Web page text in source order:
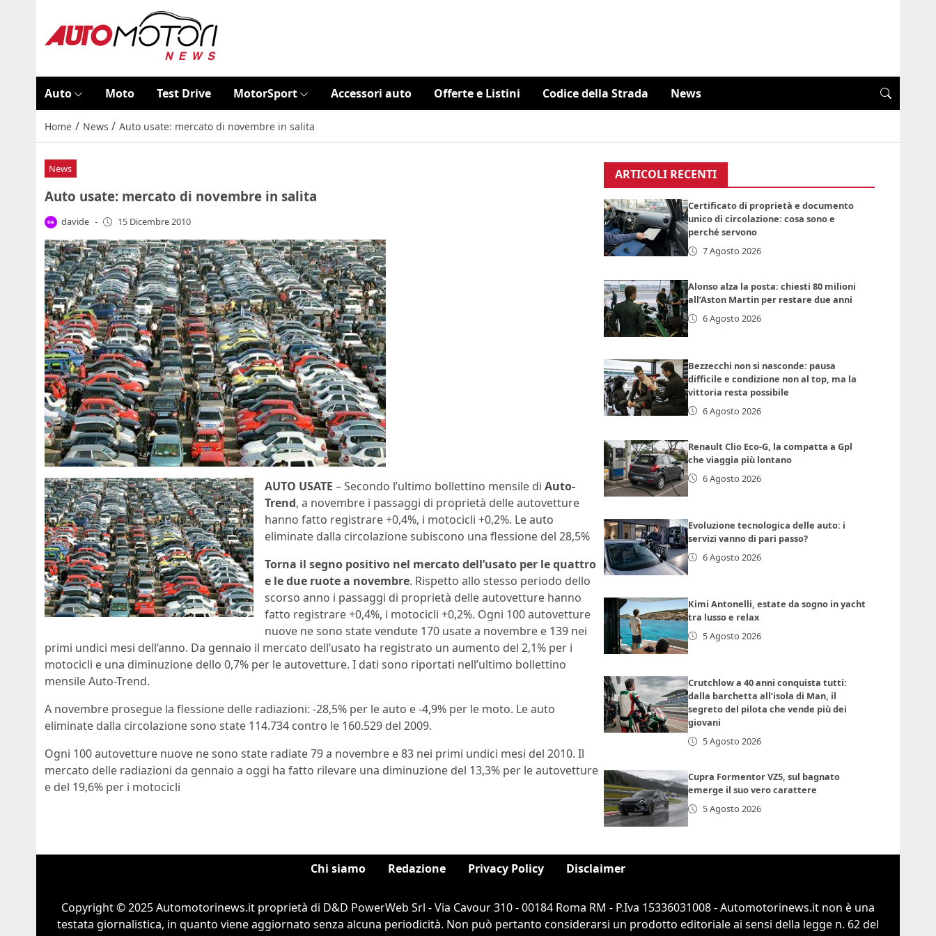
Auto Moto Test Drive MotorSport Accessori auto Offerte e Listini Codice della Strada News
Home / News / Auto usate: mercato di novembre in salita
News
Auto usate: mercato di novembre in salita
davide - 15 Dicembre 2010
AUTO USATE – Secondo l’ultimo bollettino mensile di Auto-
Trend, a novembre i passaggi di proprietà delle autovetture
hanno fatto registrare +0,4%, i motocicli +0,2%. Le auto
eliminate dalla circolazione subiscono una flessione del 28,5%
Torna il segno positivo nel mercato dell’usato per le quattro
e le due ruote a novembre. Rispetto allo stesso periodo dello
scorso anno i passaggi di proprietà delle autovetture hanno
fatto registrare +0,4%, i motocicli +0,2%. Ogni 100 autovetture
nuove ne sono state vendute 170 usate a novembre e 139 nei
primi undici mesi dell’anno. Da gennaio il mercato dell’usato ha registrato un aumento del 2,1% per i
motocicli e una diminuzione dello 0,7% per le autovetture. I dati sono riportati nell’ultimo bollettino
mensile Auto-Trend.
A novembre prosegue la flessione delle radiazioni: -28,5% per le auto e -4,9% per le moto. Le auto
eliminate dalla circolazione sono state 114.734 contro le 160.529 del 2009.
Ogni 100 autovetture nuove ne sono state radiate 79 a novembre e 83 nei primi undici mesi del 2010. Il
mercato delle radiazioni da gennaio a oggi ha fatto rilevare una diminuzione del 13,3% per le autovetture
e del 19,6% per i motocicli
ARTICOLI RECENTI
Certificato di proprietà e documento
unico di circolazione: cosa sono e
perché servono
7 Agosto 2026
Alonso alza la posta: chiesti 80 milioni
all’Aston Martin per restare due anni
6 Agosto 2026
Bezzecchi non si nasconde: pausa
difficile e condizione non al top, ma la
vittoria resta possibile
6 Agosto 2026
Renault Clio Eco-G, la compatta a Gpl
che viaggia più lontano
6 Agosto 2026
Evoluzione tecnologica delle auto: i
servizi vanno di pari passo?
6 Agosto 2026
Kimi Antonelli, estate da sogno in yacht
tra lusso e relax
5 Agosto 2026
Crutchlow a 40 anni conquista tutti:
dalla barchetta all’isola di Man, il
segreto del pilota che vende più dei
giovani
5 Agosto 2026
Cupra Formentor VZ5, sul bagnato
emerge il suo vero carattere
5 Agosto 2026
Chi siamo Redazione Privacy Policy Disclaimer
Copyright © 2025 Automotorinews.it proprietà di D&D PowerWeb Srl - Via Cavour 310 - 00184 Roma RM - P.Iva 15336031008 - Automotorinews.it non è una
testata giornalistica, in quanto viene aggiornato senza alcuna periodicità. Non può pertanto considerarsi un prodotto editoriale ai sensi della legge n. 62 del